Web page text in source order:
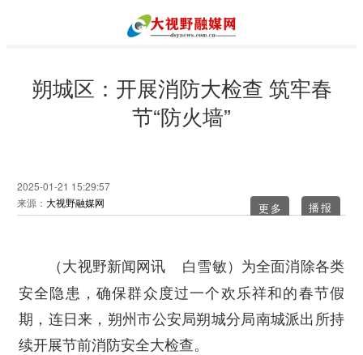
朔城区：开展消防大检查 筑牢春
节“防火墙”
2025-01-21 15:29:57
来源： 大视野融媒网 更多
（大视野新闻网讯 白雪敏） 为全面消除各类
安全隐患，确保群众度过一个欢乐祥和的春节假
期，连日来，朔州市公安局朔城分局南城派出所持
续开展节前消防安全大检查。